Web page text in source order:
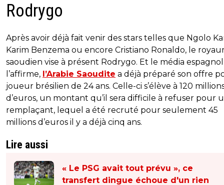
Rodrygo
Après avoir déjà fait venir des stars telles que Ngolo
Karim Benzema ou encore Cristiano Ronaldo, le
saoudien vise à présent Rodrygo. Et le média espagnol
l’affirme, l’Arabie Saoudite a déjà préparé son offre
joueur brésilien de 24 ans. Celle-ci s’élève à 120
d’euros, un montant qu’il sera difficile à refuser pour
remplaçant, lequel a été recruté pour seulement 45
millions d’euros il y a déjà cinq ans.
Lire aussi
« Le PSG avait tout prévu », ce
transfert dingue échoue d'un rien